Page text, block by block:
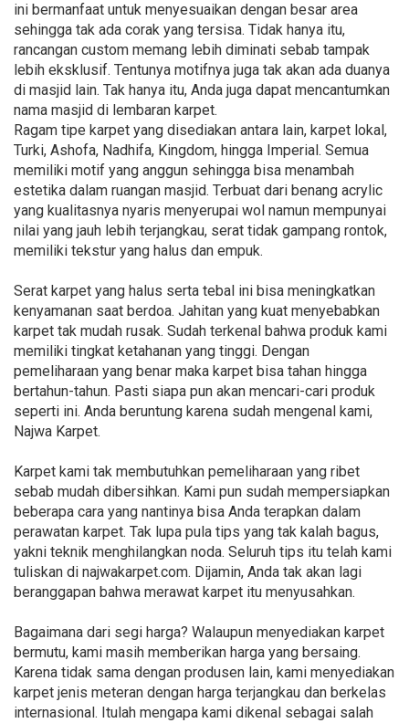
ini bermanfaat untuk menyesuaikan dengan besar area
sehingga tak ada corak yang tersisa. Tidak hanya itu,
rancangan custom memang lebih diminati sebab tampak
lebih eksklusif. Tentunya motifnya juga tak akan ada duanya
di masjid lain. Tak hanya itu, Anda juga dapat mencantumkan
nama masjid di lembaran karpet.
Ragam tipe karpet yang disediakan antara lain, karpet lokal,
Turki, Ashofa, Nadhifa, Kingdom, hingga Imperial. Semua
memiliki motif yang anggun sehingga bisa menambah
estetika dalam ruangan masjid. Terbuat dari benang acrylic
yang kualitasnya nyaris menyerupai wol namun mempunyai
nilai yang jauh lebih terjangkau, serat tidak gampang rontok,
memiliki tekstur yang halus dan empuk.
Serat karpet yang halus serta tebal ini bisa meningkatkan
kenyamanan saat berdoa. Jahitan yang kuat menyebabkan
karpet tak mudah rusak. Sudah terkenal bahwa produk kami
memiliki tingkat ketahanan yang tinggi. Dengan
pemeliharaan yang benar maka karpet bisa tahan hingga
bertahun-tahun. Pasti siapa pun akan mencari-cari produk
seperti ini. Anda beruntung karena sudah mengenal kami,
Najwa Karpet.
Karpet kami tak membutuhkan pemeliharaan yang ribet
sebab mudah dibersihkan. Kami pun sudah mempersiapkan
beberapa cara yang nantinya bisa Anda terapkan dalam
perawatan karpet. Tak lupa pula tips yang tak kalah bagus,
yakni teknik menghilangkan noda. Seluruh tips itu telah kami
tuliskan di najwakarpet.com. Dijamin, Anda tak akan lagi
beranggapan bahwa merawat karpet itu menyusahkan.
Bagaimana dari segi harga? Walaupun menyediakan karpet
bermutu, kami masih memberikan harga yang bersaing.
Karena tidak sama dengan produsen lain, kami menyediakan
karpet jenis meteran dengan harga terjangkau dan berkelas
internasional. Itulah mengapa kami dikenal sebagai salah